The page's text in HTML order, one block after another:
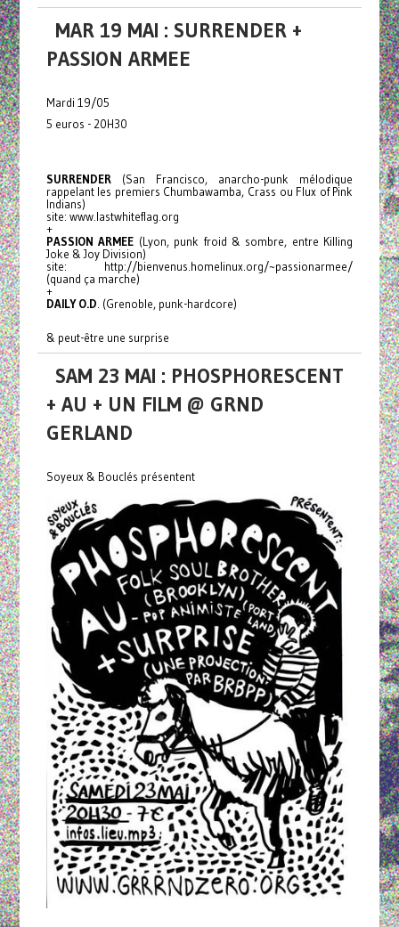
MAR 19 MAI : SURRENDER +
PASSION ARMEE
Mardi 19/05
5 euros - 20H30
SURRENDER(San Francisco, anarcho-punk mélodique
rappelant les premiers Chumbawamba, Crass ou Flux of Pink
Indians)
site: www.lastwhiteflag.org
+
PASSION ARMEE (Lyon, punk froid & sombre, entre Killing
Joke & Joy Division)
site: http://bienvenus.homelinux.org/~passionarmee/
(quand ça marche)
+
DAILY O.D. (Grenoble, punk-hardcore)
& peut-être une surprise
SAM 23 MAI : PHOSPHORESCENT
+ AU + UN FILM @ GRND
GERLAND
Soyeux & Bouclés présentent